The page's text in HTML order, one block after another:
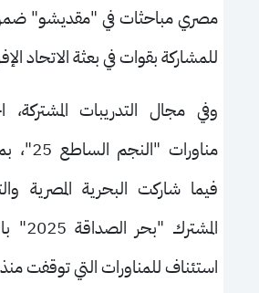
مصري مباحثات في "مقديشو" ضمن
للمشاركة بقوات في بعثة الاتحاد
وفي مجال التدريبات
مناورات "النجم الساطع 25
فيما شاركت البحرية المصرية
استئناف للمناورات التي توقفت منذ 13 عامًا.